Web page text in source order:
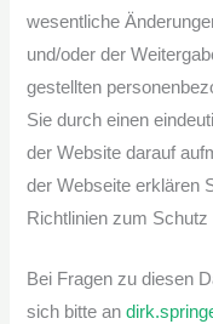
wesentliche
und/oder der
gestellten
Sie durch einen
der Website darauf
der Webseite erklären
Richtlinien zum
Bei Fragen zu diesen
sich bitte an